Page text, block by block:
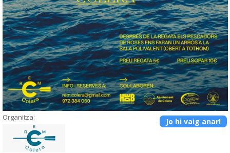
Organitza: Jo hi vaig anar!